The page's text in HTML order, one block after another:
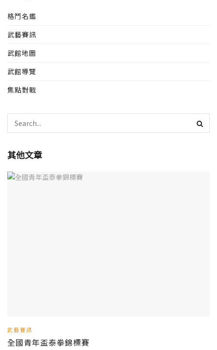
格鬥名鑑
武藝賽訊
武館地圖
武館導覽
焦點對戰
其他文章
武藝賽訊
全國青年盃泰拳錦標賽